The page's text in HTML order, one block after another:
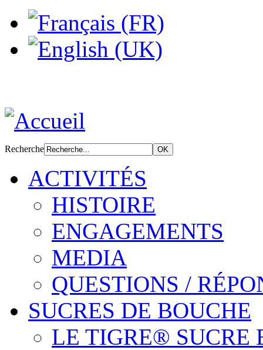
Recherche
ACTIVITÉS
HISTOIRE
ENGAGEMENTS
MEDIA
QUESTIONS /
SUCRES DE BOUCHE
LE TIGRE® SUCRE